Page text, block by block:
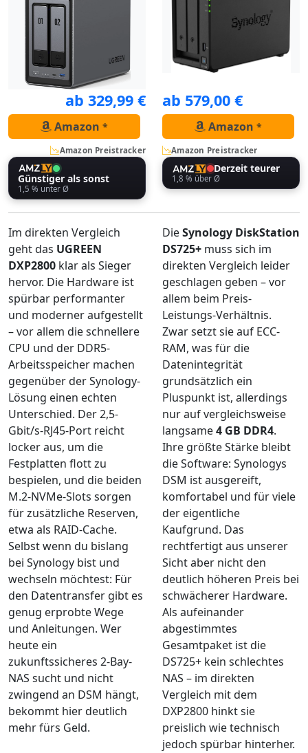
Das UGREEN DXP2800 2-
Bay NAS - Vorderansicht
725+ ist ein 2-Bay NAS aus
dem Jahr 2025 -
Seitenansicht
ab 329,99 €
Amazon *
Amazon Preistracker
Günstiger als sonst
1,5 % unter Ø
ab 579,00 €
Amazon *
Amazon Preistracker
Derzeit teurer
1,8 % über Ø
Im direkten Vergleich
geht das UGREEN
DXP2800 klar als Sieger
hervor. Die Hardware ist
spürbar performanter
und moderner aufgestellt
– vor allem die schnellere
CPU und der DDR5-
Arbeitsspeicher machen
gegenüber der Synology-
Lösung einen echten
Unterschied. Der 2,5-
Gbit/s-RJ45-Port reicht
locker aus, um die
Festplatten flott zu
bespielen, und die beiden
M.2-NVMe-Slots sorgen
für zusätzliche Reserven,
etwa als RAID-Cache.
Selbst wenn du bislang
bei Synology bist und
wechseln möchtest: Für
den Datentransfer gibt es
genug erprobte Wege
und Anleitungen. Wer
heute ein
zukunftssicheres 2-Bay-
NAS sucht und nicht
zwingend an DSM hängt,
bekommt hier deutlich
mehr fürs Geld.
DieSynology DiskStation
DS725+ muss sich im
direkten Vergleich leider
geschlagen geben – vor
allem beim Preis-
Leistungs-Verhältnis.
Zwar setzt sie auf ECC-
RAM, was für die
Datenintegrität
grundsätzlich ein
Pluspunkt ist, allerdings
nur auf vergleichsweise
langsame4 GB DDR4.
Ihre größte Stärke bleibt
die Software: Synologys
DSM ist ausgereift,
komfortabel und für viele
der eigentliche
Kaufgrund. Das
rechtfertigt aus unserer
Sicht aber nicht den
deutlich höheren Preis bei
schwächerer Hardware.
Als aufeinander
abgestimmtes
Gesamtpaket ist die
DS725+ kein schlechtes
NAS – im direkten
Vergleich mit dem
DXP2800 hinkt sie
preislich wie technisch
jedoch spürbar hinterher.